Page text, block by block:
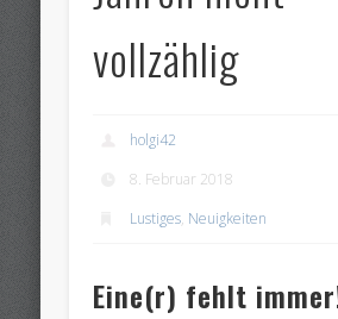
vollzählig
holgi42
8. Februar 2018
Lustiges, Neuigkeiten
Eine(r) fehlt